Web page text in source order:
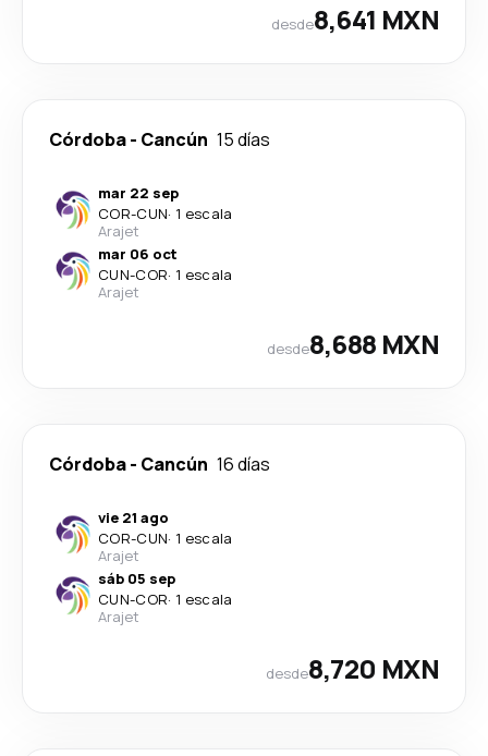
desde8,641 MXN
Córdoba- Cancún 15 días
mar 22 sep
COR-CUN· 1 escala
Arajet
mar 06 oct
CUN-COR· 1 escala
Arajet
desde8,688 MXN
Córdoba- Cancún 16 días
vie 21 ago
COR-CUN· 1 escala
Arajet
sáb 05 sep
CUN-COR· 1 escala
Arajet
desde8,720 MXN